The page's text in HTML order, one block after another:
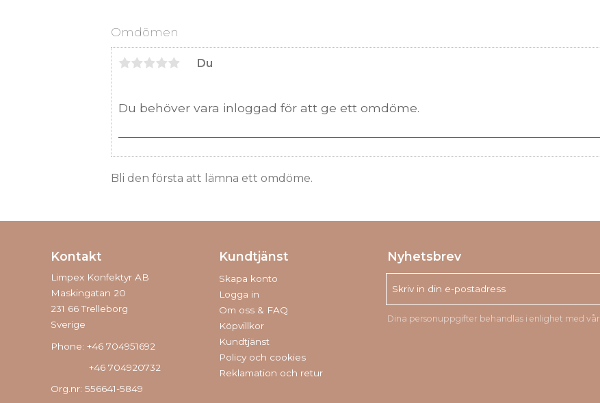
Omdömen
Du
Bli den första att lämna ett omdöme.
Kontakt
Limpex Konfektyr AB
Maskingatan 20
231 66 Trelleborg
Sverige
Phone: +46 704951692
+46 704920732
Org.nr: 556641-5849
Kundtjänst
Skapa konto
Logga in
Om oss & FAQ
Köpvillkor
Kundtjänst
Policy och cookies
Reklamation och retur
Nyhetsbrev
Dina personuppgifter behandlas i enlighet med vår